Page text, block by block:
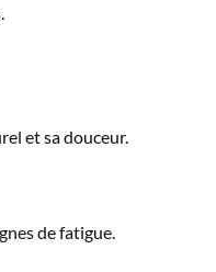
et sa douceur.
de fatigue.